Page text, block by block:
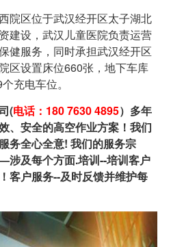
区位于武汉经开区太子湖北
建设，武汉儿童医院负责运营
健服务，同时承担武汉经开区
区设置床位660张，地下车库
充电车位。
(电话：180 7630 4895）多年
、安全的高空作业方案！我们
务全心全意! 我们的服务宗
涉及每个方面.培训--培训客户
客户服务--及时反馈并维护每